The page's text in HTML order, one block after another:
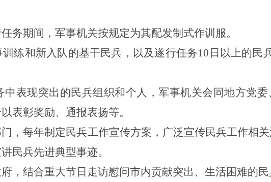
务期间，军事机关按规定为其配发制式作训服。
训练和新入队的基干民兵，以及遂行任务10 日 以上的民
中表现突出的民兵组织和个人，军事机关会同地方党
表彰奖励、通报表扬等。
，每年制定民兵工作宣传方案，广泛宣传民兵工作相关
民兵先进典型事迹。
，结合重大节日走访慰问市内贡献突出、生活困难的民